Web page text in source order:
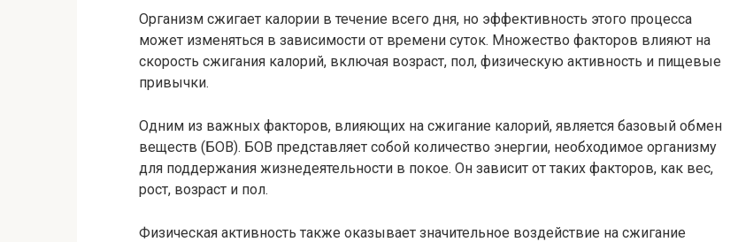
Организм сжигает калории в течение всего дня, но эффективность этого процесса
может изменяться в зависимости от времени суток. Множество факторов влияют на
скорость сжигания калорий, включая возраст, пол, физическую активность и пищевые
привычки.
Одним из важных факторов, влияющих на сжигание калорий, является базовый обмен
веществ (БОВ). БОВ представляет собой количество энергии, необходимое организму
для поддержания жизнедеятельности в покое. Он зависит от таких факторов, как вес,
рост, возраст и пол.
Физическая активность также оказывает значительное воздействие на сжигание